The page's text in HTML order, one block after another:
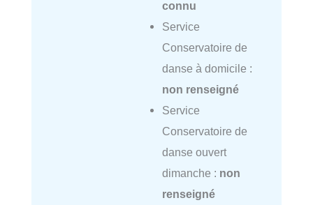
connu
Service
Conservatoire de
danse à domicile :
non renseigné
Service
Conservatoire de
danse ouvert
dimanche : non
renseigné